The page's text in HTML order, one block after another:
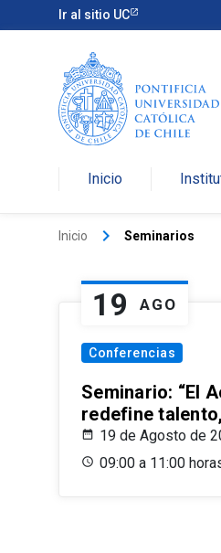
Ir al sitio UC
Inicio
Inicio keyboard_arrow_right Seminarios
19 AGO
Conferencias
Seminario: “El
redefine
19 de Agosto de
09:00 a 11:00